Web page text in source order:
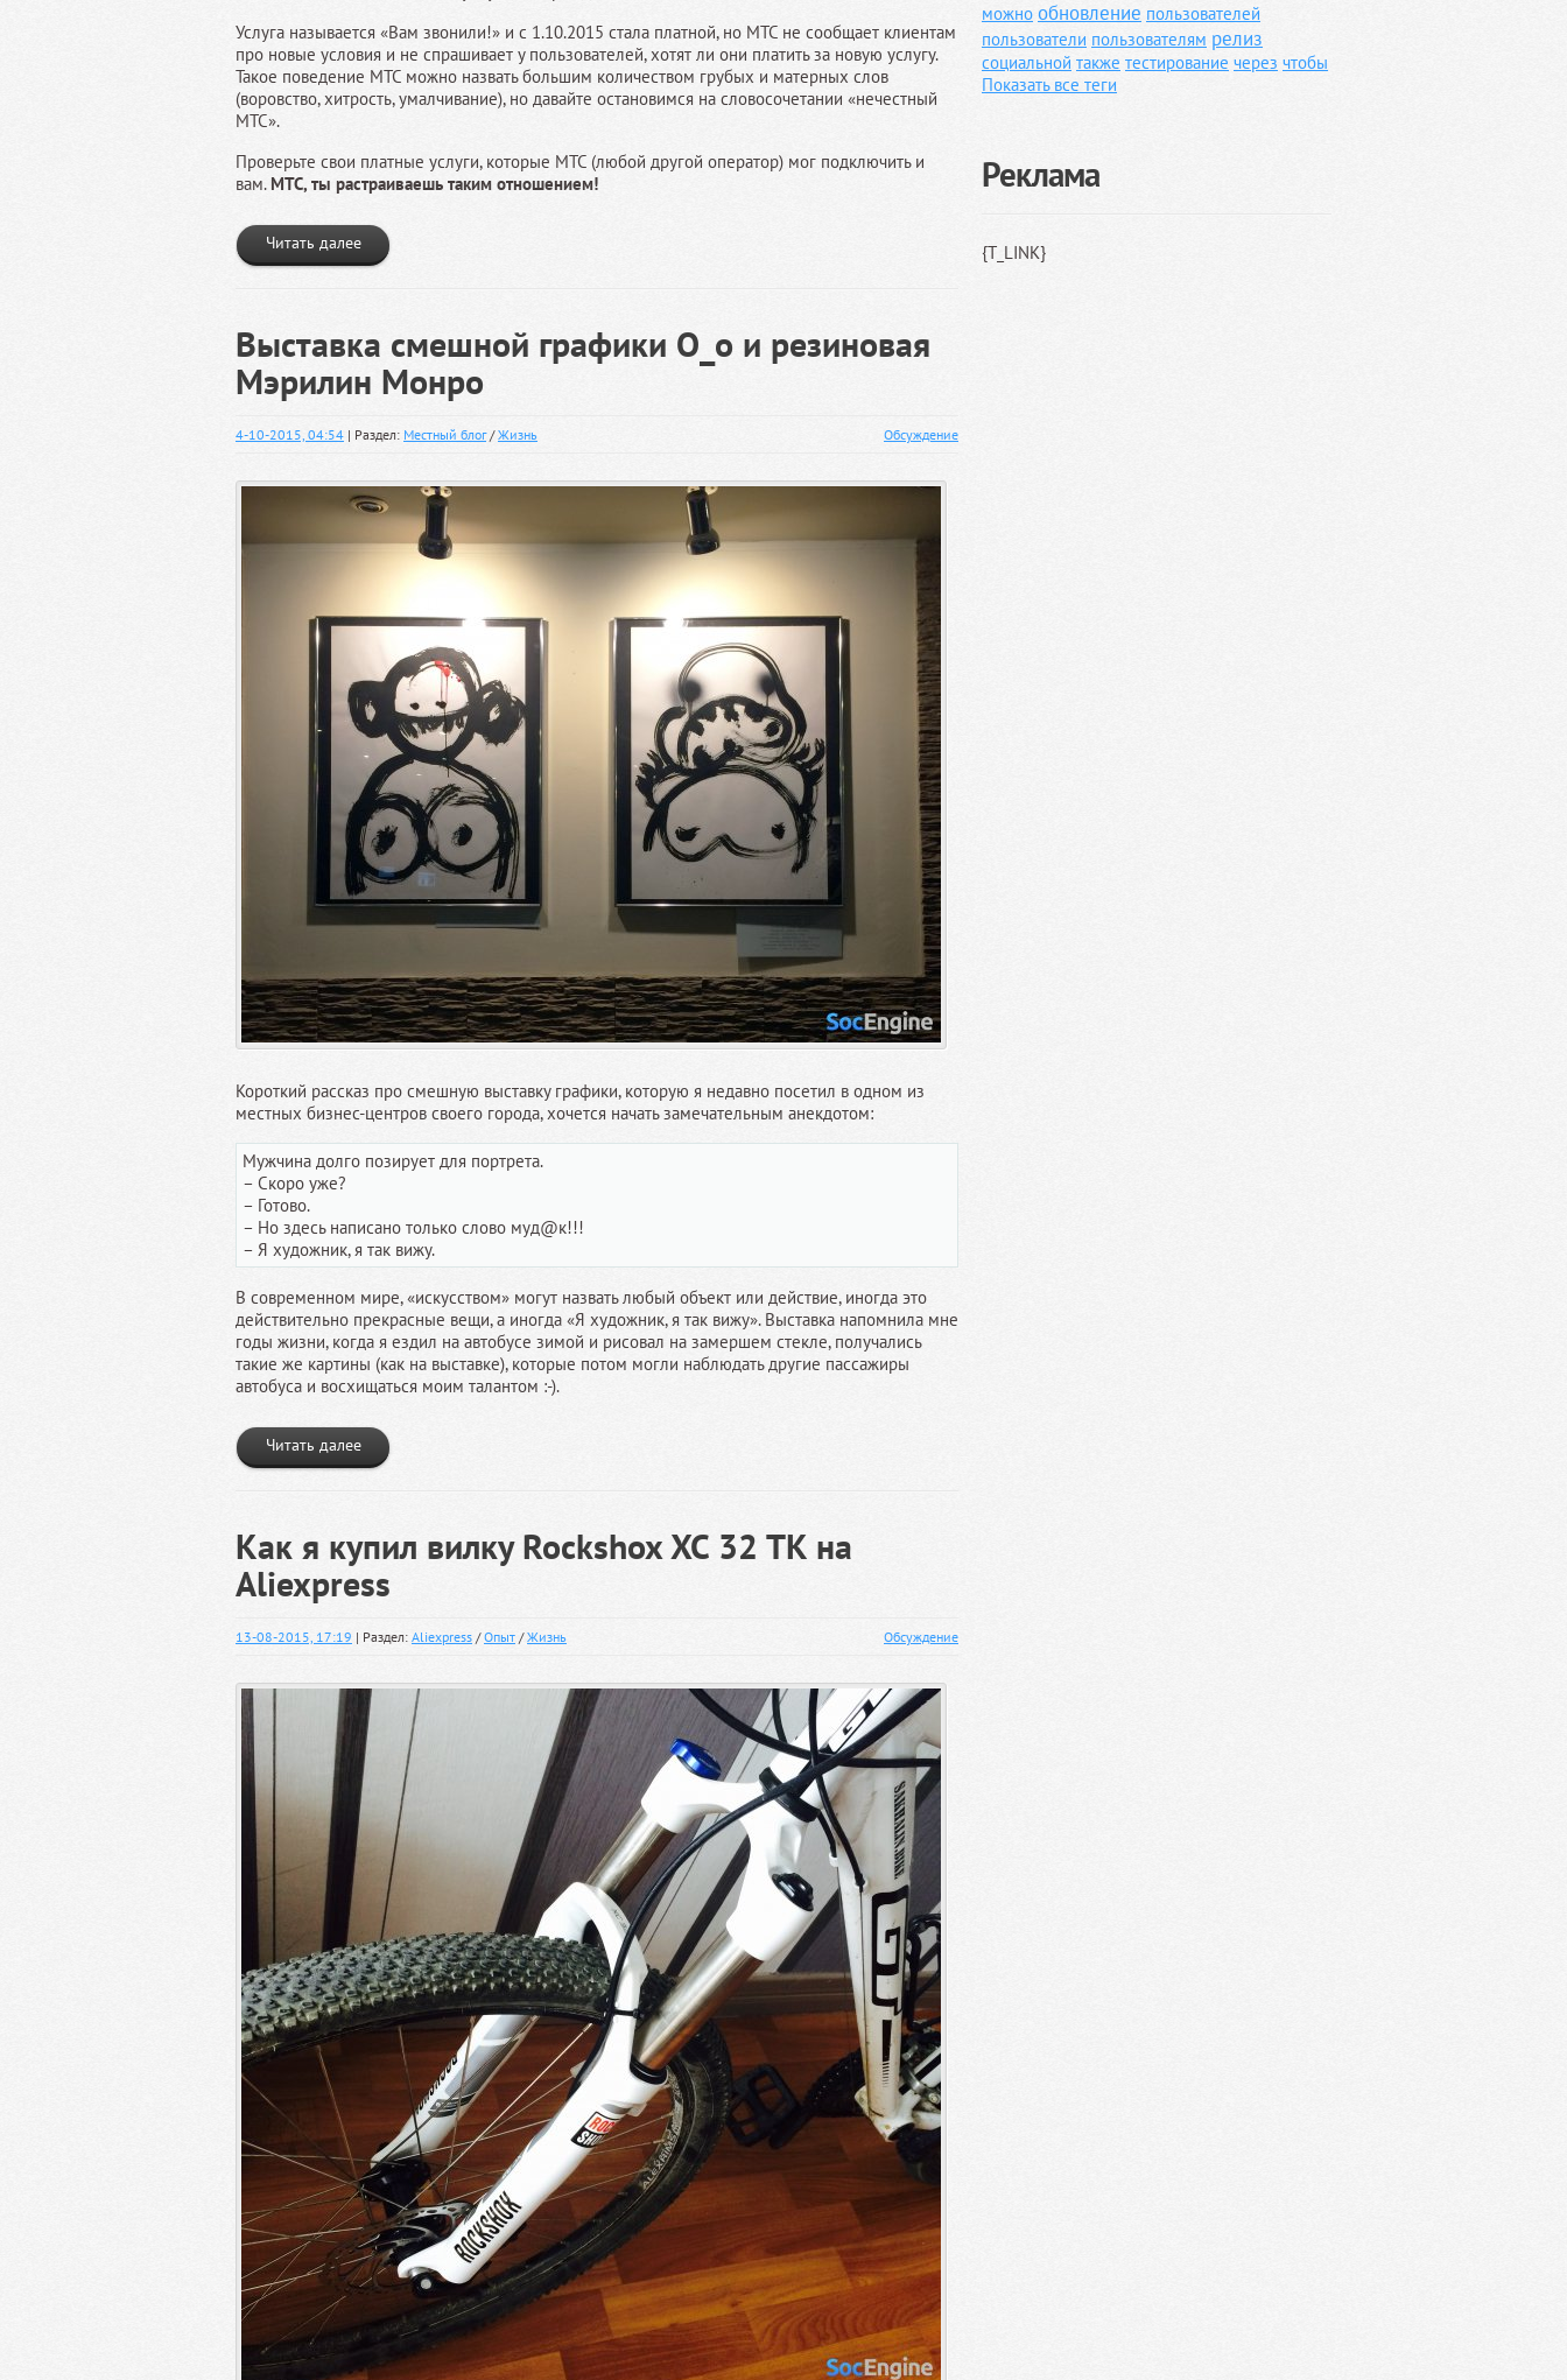
Услуга называется «Вам звонили!» и с 1.10.2015 стала платной, но МТС не сообщает клиентам
про новые условия и не спрашивает у пользователей, хотят ли они платить за новую услугу.
Такое поведение МТС можно назвать большим количеством грубых и матерных слов
(воровство, хитрость, умалчивание), но давайте остановимся на словосочетании «нечестный
МТС».
Проверьте свои платные услуги, которые МТС (любой другой оператор) мог подключить и
вам. МТС, ты растраиваешь таким отношением!
Читать далее
Выставка смешной графики О_о и резиновая
Мэрилин Монро
4-10-2015, 04:54 | Раздел: Местный блог/Жизнь Обсуждение
Короткий рассказ про смешную выставку графики, которую я недавно посетил в одном из
местных бизнес-центров своего города, хочется начать замечательным анекдотом:
Мужчина долго позирует для портрета.
– Скоро уже?
– Готово.
– Но здесь написано только слово муд@к!!!
– Я художник, я так вижу.
В современном мире, «искусством» могут назвать любый объект или действие, иногда это
действительно прекрасные вещи, а иногда «Я художник, я так вижу». Выставка напомнила мне
годы жизни, когда я ездил на автобусе зимой и рисовал на замершем стекле, получались
такие же картины (как на выставке), которые потом могли наблюдать другие пассажиры
автобуса и восхищаться моим талантом :-).
Читать далее
Как я купил вилку Rockshox XC 32 TK на
Aliexpress
13-08-2015, 17:19 | Раздел: Aliexpress /Опыт /Жизнь Обсуждение
можно обновление пользователей
пользователи пользователям релиз
социальной также тестирование через чтобы
Показать все теги
Реклама
{T_LINK}